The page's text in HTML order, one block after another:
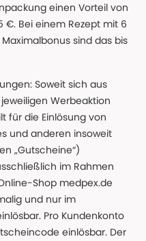
einen Vorteil von
€. Bei einem Rezept mit 6
sind das bis
Soweit sich aus
Werbeaktion
für die Einlösung von
und anderen insoweit
„Gutscheine“)
im Rahmen
Shop medpex.de
und nur im
Pro Kundenkonto
einlösbar. Der